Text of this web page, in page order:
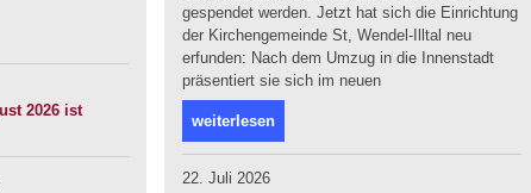
2026 ist
gespendet werden. Jetzt hat sich die Einrichtung
der Kirchengemeinde St, Wendel-Illtal neu
erfunden: Nach dem Umzug in die Innenstadt
präsentiert sie sich im neuen
weiterlesen
22. Juli 2026